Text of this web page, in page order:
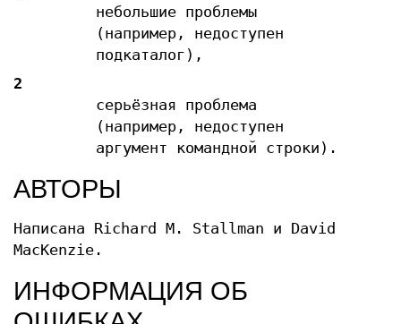
небольшие проблемы
(например, недоступен
подкаталог),
2
серьёзная проблема
(например, недоступен
аргумент командной строки).
АВТОРЫ
Написана Richard M. Stallman и David
MacKenzie.
ИНФОРМАЦИЯ ОБ